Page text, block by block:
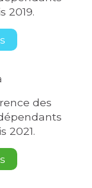
2019.
des
2021.